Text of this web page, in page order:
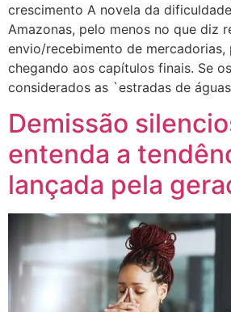
crescimento A novela da
Amazonas, pelo menos no que diz
envio/recebimento de mercadorias,
chegando aos capítulos finais. Se
considerados as `estradas de
Demissão
entenda a
lançada pela